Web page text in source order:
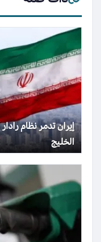
الخليج